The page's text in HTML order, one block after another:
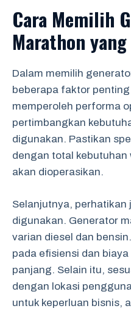
Cara Memilih
Marathon
Dalam memilih
beberapa faktor
memperoleh performa
pertimbangkan
digunakan. Pastikan
dengan total
akan dioperasikan.
Selanjutnya, perhatikan
digunakan. Generator
varian diesel dan
pada efisiensi dan
panjang. Selain itu,
dengan lokasi
untuk keperluan bisnis,